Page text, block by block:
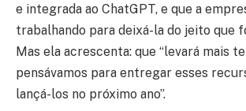
e integrada ao ChatGPT, e que a
trabalhando para deixá-la do jeito que
Mas ela acrescenta: que “levará mais
pensávamos para entregar esses
lançá-los no próximo ano”.